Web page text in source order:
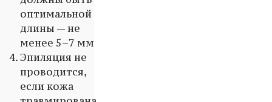
оптимальной
длины — не
менее 5–7 мм
Эпиляция не
проводится,
если кожа